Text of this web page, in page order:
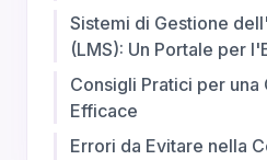
Sistemi di Gestione
(LMS): Un Portale per
Consigli Pratici per una
Efficace
Errori da Evitare nella